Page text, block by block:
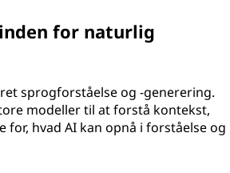
for naturlig
sprogforståelse og -generering.
modeller til at forstå kontekst,
hvad AI kan opnå i forståelse og